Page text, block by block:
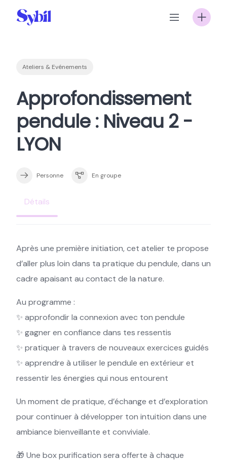
Ateliers & Evénements
Approfondissement
pendule : Niveau 2 -
LYON
Personne En groupe
Détails
Après une première initiation, cet atelier te propose
d’aller plus loin dans ta pratique du pendule, dans un
cadre apaisant au contact de la nature.
Au programme :
✨ approfondir la connexion avec ton pendule
✨ gagner en confiance dans tes ressentis
✨ pratiquer à travers de nouveaux exercices guidés
✨ apprendre à utiliser le pendule en extérieur et
ressentir les énergies qui nous entourent
Un moment de pratique, d’échange et d’exploration
pour continuer à développer ton intuition dans une
ambiance bienveillante et conviviale.
🎁 Une box purification sera offerte à chaque